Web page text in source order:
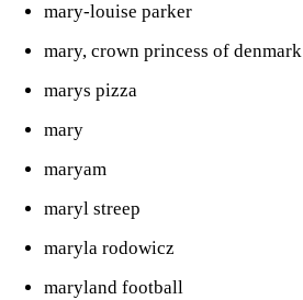
mary-louise parker
mary, crown princess of denmark
marys pizza
mary
maryam
maryl streep
maryla rodowicz
maryland football